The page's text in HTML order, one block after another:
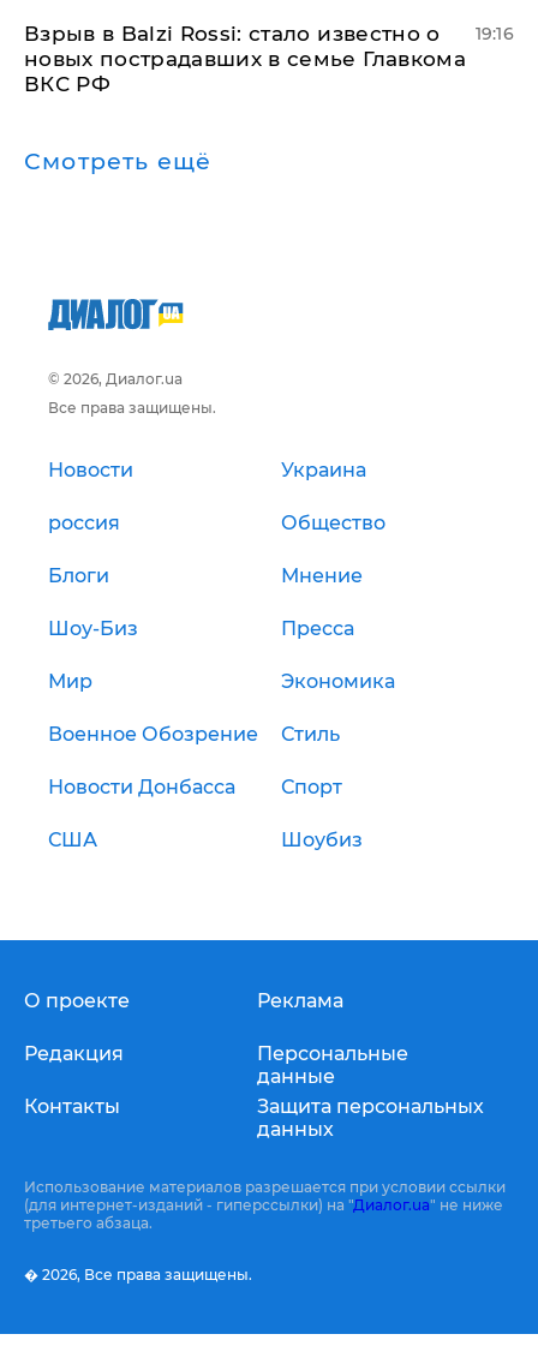
Взрыв в Balzi Rossi: стало известно о
новых пострадавших в семье Главкома
ВКС РФ
19:16
Смотреть ещё
© 2026, Диалог.ua
Все права защищены.
Новости Украина
россия Общество
Блоги Мнение
Шоу-Биз Пресса
Мир Экономика
Военное Обозрение Стиль
Новости Донбасса Спорт
США Шоубиз
О проекте
Редакция
Контакты
Реклама
Персональные
данные
Защита персональных
данных
Использование материалов разрешается при условии ссылки
(для интернет-изданий - гиперссылки) на "Диалог.ua" не ниже
третьего абзаца.
� 2026, Все права защищены.